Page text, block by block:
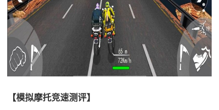
【模拟摩托竞速测评】